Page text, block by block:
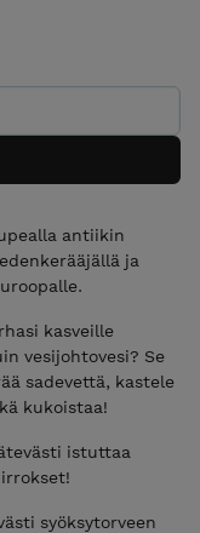
antiikin
ja
kasveille
vesijohtovesi? Se
sadevettä, kastele
kukoistaa!
istuttaa
syöksytorveen